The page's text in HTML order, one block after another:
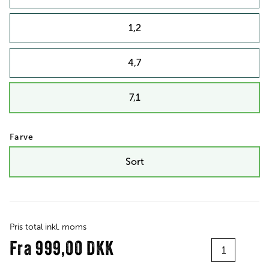
1,2
4,7
7,1
Farve
Sort
Pris total inkl. moms
Fra 999,00 DKK